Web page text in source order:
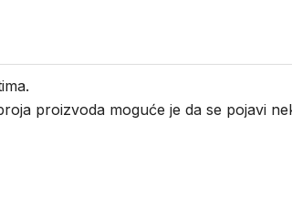
proizvoda moguće je da se pojavi